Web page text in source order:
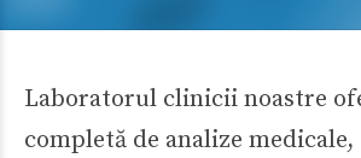
Laboratorul clinicii noastre
completă de analize medicale,